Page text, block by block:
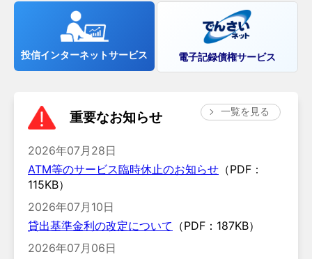
投信インターネットサービス 電子記録債権サービス
重要なお知らせ 一覧を見る
2026年07月28日
ATM等のサービス臨時休止のお知らせ （PDF：
115KB）
2026年07月10日
貸出基準金利の改定について （PDF：187KB）
2026年07月06日